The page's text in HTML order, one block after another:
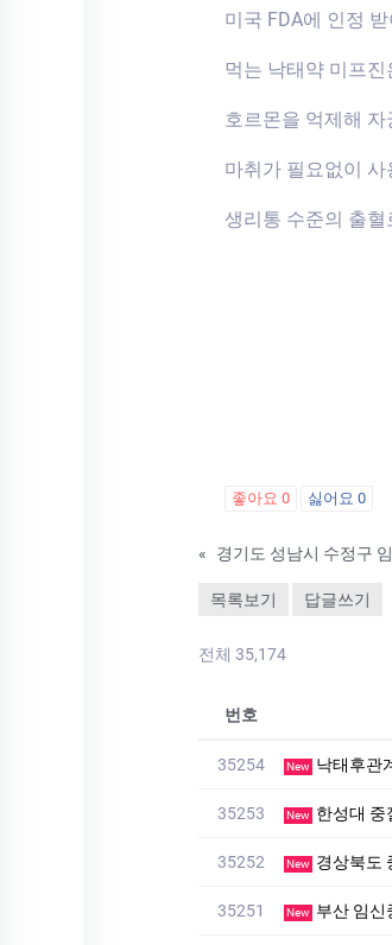
미국 FDA에 인정
먹는 낙태약 미프
호르몬을 억제해
마취가 필요없이
생리통 수준의 출
좋아요 0 싫어요 0
«
목록보기 답글쓰기
전체 35,174
번호
35254 New 낙태후관
35253 New 한성대 중
35252 New 경상북도
35251 New 부산 임신